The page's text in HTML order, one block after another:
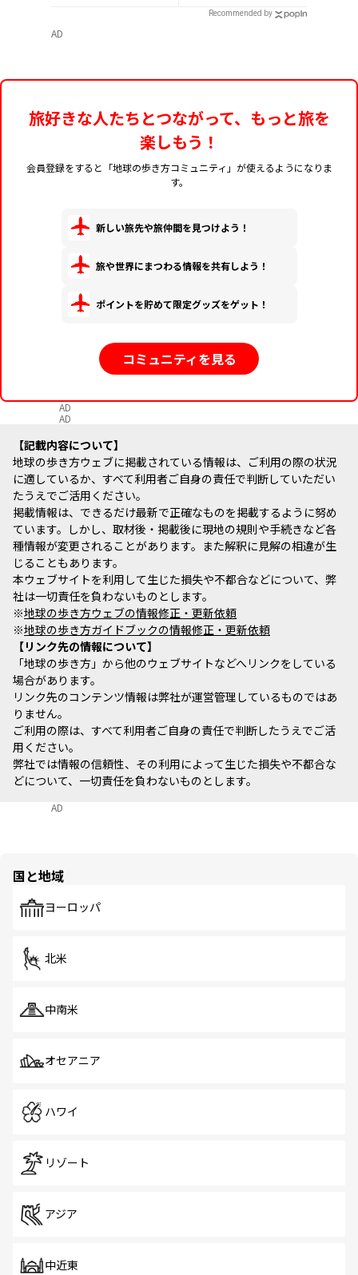
Recommended by
AD
旅好きな人たちとつながって、もっと旅を
楽しもう！
会員登録をすると「地球の歩き方コミュニティ」が使えるようになりま
す。
新しい旅先や旅仲間を見つけよう！
旅や世界にまつわる情報を共有しよう！
ポイントを貯めて限定グッズをゲット！
コミュニティを見る
AD
AD
記載内容について
地球の歩き方ウェブに掲載されている情報は、ご利用の際の状況
に適しているか、すべて利用者ご自身の責任で判断していただい
たうえでご活用ください。
掲載情報は、できるだけ最新で正確なものを掲載するように努め
ています。しかし、取材後・掲載後に現地の規則や手続きなど各
種情報が変更されることがあります。また解釈に見解の相違が生
じることもあります。
本ウェブサイトを利用して生じた損失や不都合などについて、弊
社は一切責任を負わないものとします。
※地球の歩き方ウェブの情報修正・更新依頼
※地球の歩き方ガイドブックの情報修正・更新依頼
リンク先の情報について
「地球の歩き方」から他のウェブサイトなどへリンクをしている
場合があります。
リンク先のコンテンツ情報は弊社が運営管理しているものではあ
りません。
ご利用の際は、すべて利用者ご自身の責任で判断したうえでご活
用ください。
弊社では情報の信頼性、その利用によって生じた損失や不都合な
どについて、一切責任を負わないものとします。
AD
国と地域
ヨーロッパ
北米
中南米
オセアニア
ハワイ
リゾート
アジア
中近東